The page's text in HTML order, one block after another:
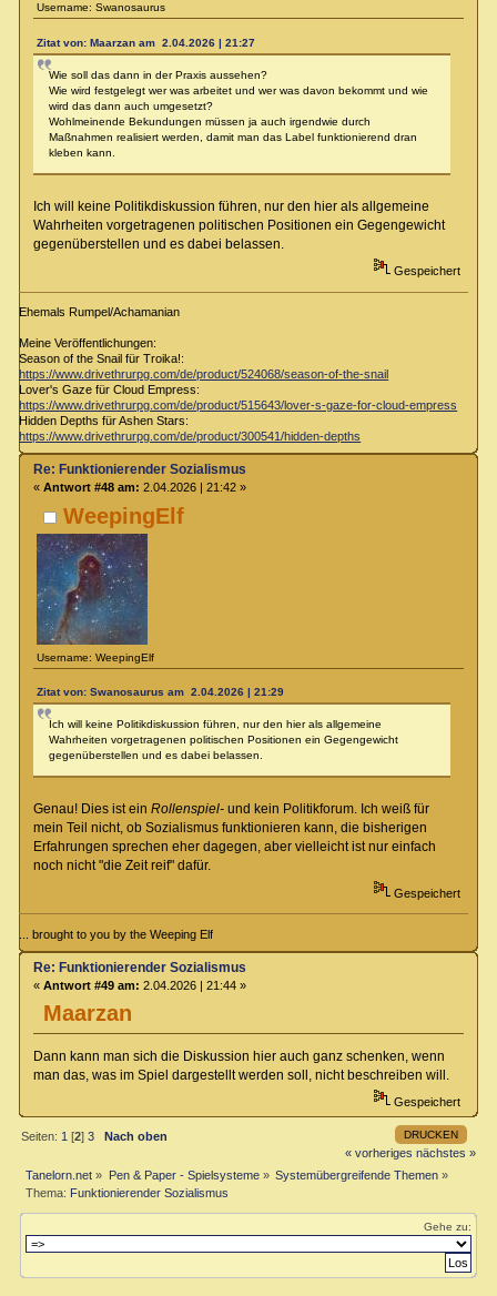
Username: Swanosaurus
Zitat von: Maarzan am 2.04.2026 | 21:27
Wie soll das dann in der Praxis aussehen?
Wie wird festgelegt wer was arbeitet und wer was davon bekommt und wie
wird das dann auch umgesetzt?
Wohlmeinende Bekundungen müssen ja auch irgendwie durch
Maßnahmen realisiert werden, damit man das Label funktionierend dran
kleben kann.
Ich will keine Politikdiskussion führen, nur den hier als allgemeine
Wahrheiten vorgetragenen politischen Positionen ein Gegengewicht
gegenüberstellen und es dabei belassen.
Gespeichert
Ehemals Rumpel/Achamanian
Meine Veröffentlichungen:
Season of the Snail für Troika!:
https://www.drivethrurpg.com/de/product/524068/season-of-the-snail
Lover's Gaze für Cloud Empress:
https://www.drivethrurpg.com/de/product/515643/lover-s-gaze-for-cloud-empress
Hidden Depths für Ashen Stars:
https://www.drivethrurpg.com/de/product/300541/hidden-depths
WeepingElf
Username: WeepingElf
Re: Funktionierender Sozialismus
« Antwort #48 am: 2.04.2026 | 21:42 »
Zitat von: Swanosaurus am 2.04.2026 | 21:29
Ich will keine Politikdiskussion führen, nur den hier als allgemeine
Wahrheiten vorgetragenen politischen Positionen ein Gegengewicht
gegenüberstellen und es dabei belassen.
Genau! Dies ist ein Rollenspiel-und kein Politikforum. Ich weiß für
mein Teil nicht, ob Sozialismus funktionieren kann, die bisherigen
Erfahrungen sprechen eher dagegen, aber vielleicht ist nur einfach
noch nicht "die Zeit reif" dafür.
Gespeichert
... brought to you by the Weeping Elf
Maarzan
Re: Funktionierender Sozialismus
« Antwort #49 am: 2.04.2026 | 21:44 »
Dann kann man sich die Diskussion hier auch ganz schenken, wenn
man das, was im Spiel dargestellt werden soll, nicht beschreiben will.
Gespeichert
DRUCKEN
Seiten: 1 [2]3
Nach oben
« vorheriges nächstes »
Tanelorn.net » Pen & Paper - Spielsysteme» Systemübergreifende Themen »
Thema: Funktionierender Sozialismus
Gehe zu: